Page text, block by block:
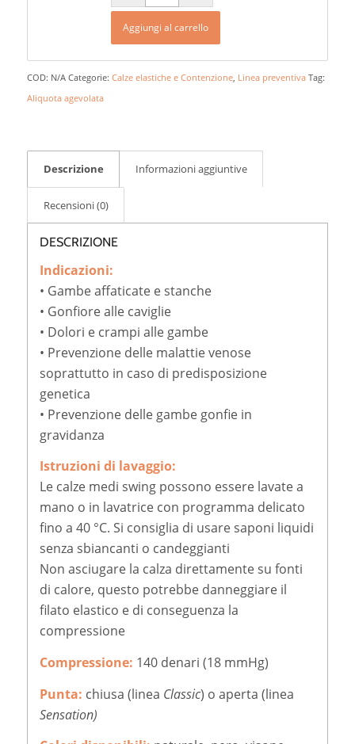
Aggiungi al carrello
COD: N/A Categorie: Calze elastiche e Contenzione, Linea preventiva Tag:
Aliquota agevolata
Descrizione Informazioni aggiuntive
Recensioni (0)
DESCRIZIONE
Indicazioni:
• Gambe affaticate e stanche
• Gonfiore alle caviglie
• Dolori e crampi alle gambe
• Prevenzione delle malattie venose
soprattutto in caso di predisposizione
genetica
• Prevenzione delle gambe gonfie in
gravidanza
Istruzioni di lavaggio:
Le calze medi swing possono essere lavate a
mano o in lavatrice con programma delicato
fino a 40 °C. Si consiglia di usare saponi liquidi
senza sbiancanti o candeggianti
Non asciugare la calza direttamente su fonti
di calore, questo potrebbe danneggiare il
filato elastico e di conseguenza la
compressione
Compressione: 140 denari (18 mmHg)
Punta: chiusa (linea Classic) o aperta (linea
Sensation)